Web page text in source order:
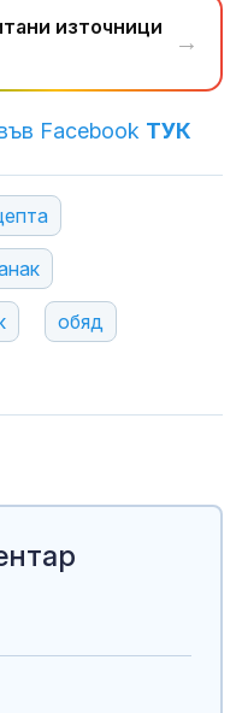
източници
→
Facebook ТУК
обяд